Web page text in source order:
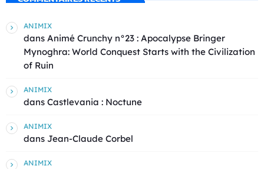
ANIMIX
dans Animé Crunchy n°23 : Apocalypse Bringer
Mynoghra: World Conquest Starts with the Civilization
of Ruin
ANIMIX
dans Castlevania : Noctune
ANIMIX
dans Jean-Claude Corbel
ANIMIX